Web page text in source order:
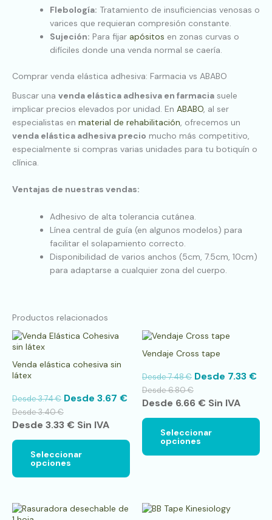
Flebología: Tratamiento de insuficiencias venosas o
varices que requieran compresión constante.
Sujeción: Para fijar apósitos en zonas curvas o
difíciles donde una venda normal se caería.
Comprar venda elástica adhesiva: Farmacia vs ABABO
Buscar una venda elástica adhesiva en farmacia suele
implicar precios elevados por unidad. En ABABO, al ser
especialistas en material de rehabilitación, ofrecemos un
venda elástica adhesiva precio mucho más competitivo,
especialmente si compras varias unidades para tu botiquín o
clínica.
Ventajas de nuestras vendas:
Adhesivo de alta tolerancia cutánea.
Línea central de guía (en algunos modelos) para
facilitar el solapamiento correcto.
Disponibilidad de varios anchos (5cm, 7.5cm, 10cm)
para adaptarse a cualquier zona del cuerpo.
Productos relacionados
Venda elástica cohesiva sin
látex
Desde3.74€ Desde 3.67 €
Desde3.40€
Desde 3.33€ Sin IVA
Seleccionar
opciones
Este
tiene
variantes.
Las
opciones
pueden
en
de
Vendaje Cross tape
Desde7.48€ Desde 7.33€
Desde6.80€
Desde 6.66€ Sin IVA
Seleccionar
opciones
la
Este